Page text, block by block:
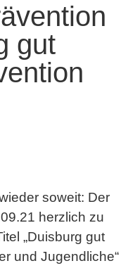
gut
soweit: Der
herzlich zu
„Duisburg gut
und Jugendliche“